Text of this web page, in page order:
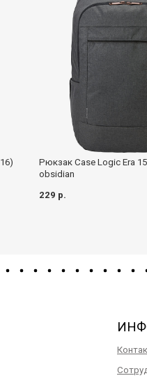
Рюкзак Case Logic Era
obsidian
229 р.